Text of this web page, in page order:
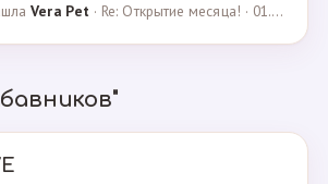
Vera Pet · Re: Открытие месяца! · 01.04.2021